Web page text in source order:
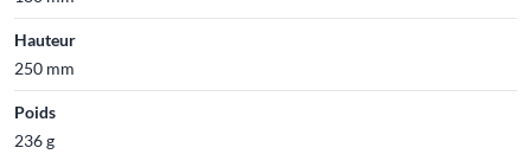
Hauteur
250 mm
Poids
236 g